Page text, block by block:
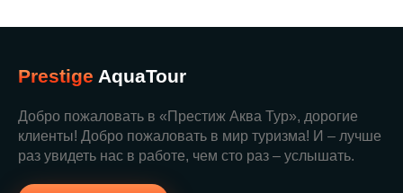
Добро пожаловать в «Престиж Аква Тур», дорогие
клиенты! Добро пожаловать в мир туризма! И – лучше